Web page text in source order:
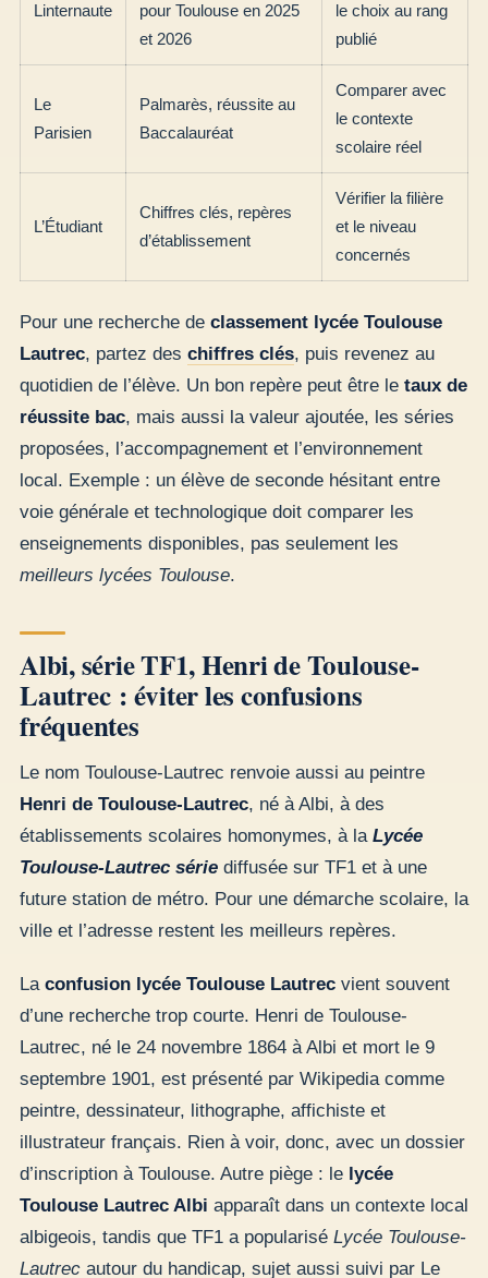
Linternaute
pour Toulouse en 2025
et 2026
le choix au rang
publié
Le
Parisien
Palmarès, réussite au
Baccalauréat
Comparer avec
le contexte
scolaire réel
L’Étudiant
Chiffres clés, repères
d’établissement
Vérifier la filière
et le niveau
concernés
Pour une recherche de classement lycée Toulouse
Lautrec, partez des chiffres clés, puis revenez au
quotidien de l’élève. Un bon repère peut être le taux de
réussite bac, mais aussi la valeur ajoutée, les séries
proposées, l’accompagnement et l’environnement
local. Exemple : un élève de seconde hésitant entre
voie générale et technologique doit comparer les
enseignements disponibles, pas seulement les
meilleurs lycées Toulouse.
Albi, série TF1, Henri de Toulouse-
Lautrec : éviter les confusions
fréquentes
Le nom Toulouse-Lautrec renvoie aussi au peintre
Henri de Toulouse-Lautrec, né à Albi, à des
établissements scolaires homonymes, à la Lycée
Toulouse-Lautrec série diffusée sur TF1 et à une
future station de métro. Pour une démarche scolaire, la
ville et l’adresse restent les meilleurs repères.
La confusion lycée Toulouse Lautrec vient souvent
d’une recherche trop courte. Henri de Toulouse-
Lautrec, né le 24 novembre 1864 à Albi et mort le 9
septembre 1901, est présenté par Wikipedia comme
peintre, dessinateur, lithographe, affichiste et
illustrateur français. Rien à voir, donc, avec un dossier
d’inscription à Toulouse. Autre piège : le lycée
Toulouse Lautrec Albi apparaît dans un contexte local
albigeois, tandis que TF1 a popularisé Lycée Toulouse-
Lautrec autour du handicap, sujet aussi suivi par Le